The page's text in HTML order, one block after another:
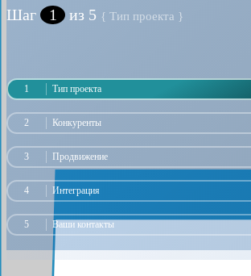
Шаг 1 из 5 { Тип проекта }
1 Тип проекта
2 Конкуренты
3 Продвижение
4 Интеграция
5 Ваши контакты